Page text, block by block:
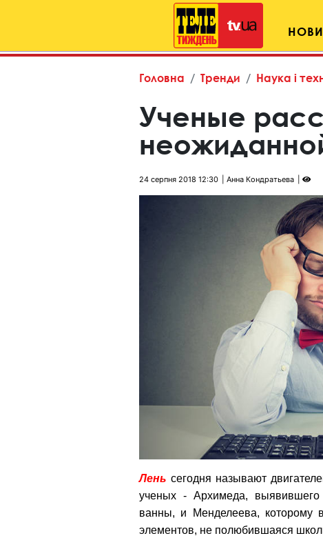
Головна Тренди Наука і
Ученые
24 серпня 2018 12:30 Анна Кондратьева
Лень сегодня называют
ученых - Архимеда, выявившего
ванны, и Менделеева, которому
элементов, не полюбившаяся